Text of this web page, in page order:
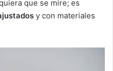
que se mire; es
y con materiales